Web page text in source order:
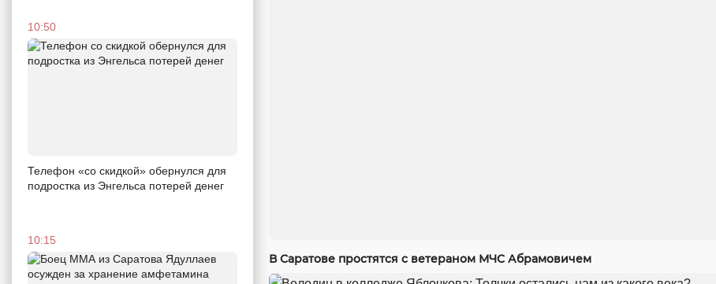
10:50
Телефон «со скидкой» обернулся для
подростка из Энгельса потерей денег
10:15
В Саратове простятся с ветераном МЧС Абрамовичем